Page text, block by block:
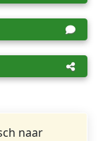
naar